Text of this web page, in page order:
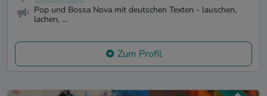
Pop und Bossa Nova mit deutschen Texten - lauschen,
lachen, ...
Zum Profil